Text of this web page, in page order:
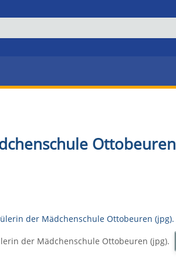
Ottobeuren
der Mädchenschule Ottobeuren (jpg).